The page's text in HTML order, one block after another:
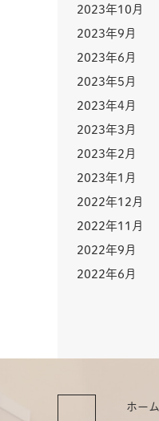
2023年10月
2023年9月
2023年6月
2023年5月
2023年4月
2023年3月
2023年2月
2023年1月
2022年12月
2022年11月
2022年9月
2022年6月
ホーム